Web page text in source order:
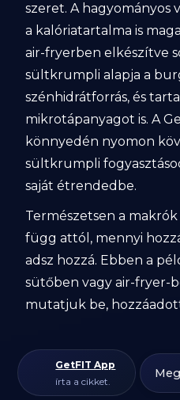
szeret. A hagyományos
a kalóriatartalma is
air-fryerben elkészítve
sültkrumpli alapja a
szénhidrátforrás, és
mikrotápanyagot is. A
könnyedén nyomon
sültkrumpli
saját étrendedbe.
Természetsen a
függ attól, mennyi
adsz hozzá. Ebben a
sütőben vagy air-fryer-
mutatjuk be,
GetFIT App
írta a cikket.